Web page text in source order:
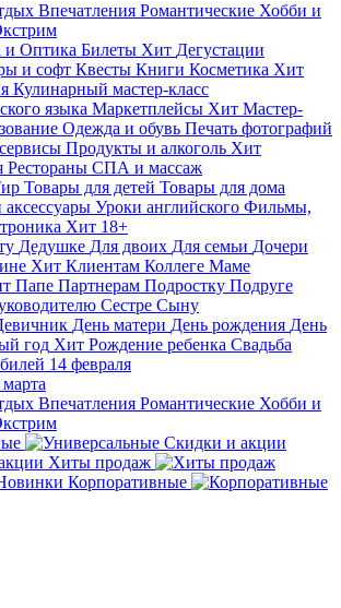
Впечатления Романтические Хобби и
и Оптика Билеты Хит Дегустации
и софт Квесты Книги Косметика Хит
Кулинарный мастер-класс
языка Маркетплейсы Хит Мастер-
Одежда и обувь Печать фотографий
Продукты и алкоголь Хит
Рестораны СПА и массаж
Товары для детей Товары для дома
Уроки английского Фильмы,
Хит 18+
Дедушке Для двоих Для семьи Дочери
Хит Клиентам Коллеге Маме
Папе Партнерам Подростку Подруге
Сестре Сыну
День матери День рождения День
год Хит Рождение ребенка Свадьба
14 февраля
Впечатления Романтические Хобби и
Скидки и акции
Хиты продаж
Корпоративные